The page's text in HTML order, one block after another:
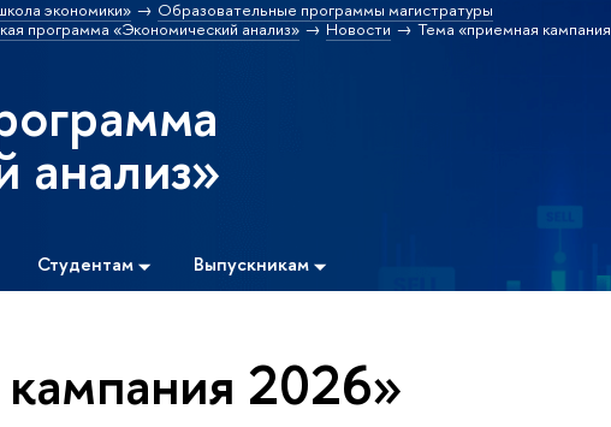
экономики»
Образовательные программы магистратуры
программа «Экономический анализ» Новости
Тема «приемная кампания
анализ»
Студентам Выпускникам
2026»